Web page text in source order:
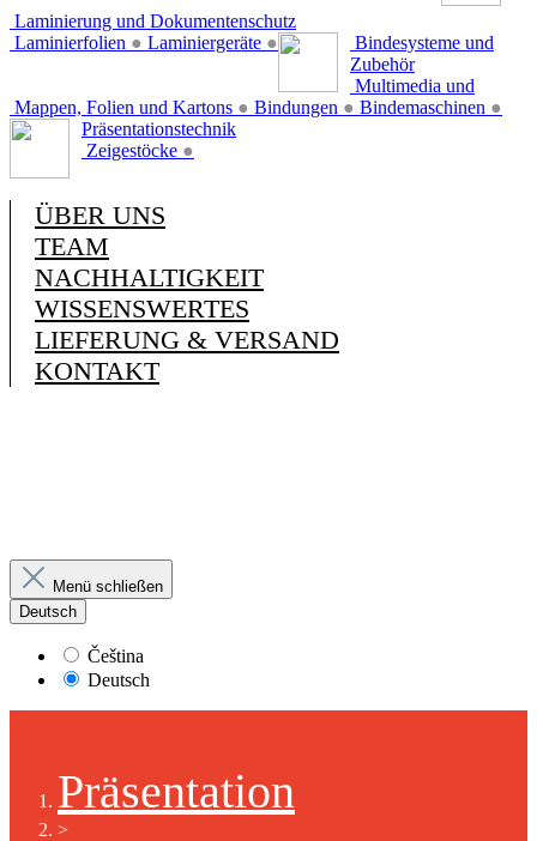
Laminierung und Dokumentenschutz
Laminierfolien ● Laminiergeräte ●
Bindesysteme und
Zubehör
Mappen, Folien und Kartons ● Bindungen ● Bindemaschinen ●
Multimedia und
Präsentationstechnik
Zeigestöcke ●
ÜBER UNS
TEAM
NACHHALTIGKEIT
WISSENSWERTES
LIEFERUNG & VERSAND
KONTAKT
Menü schließen
Deutsch
Čeština
Deutsch
Präsentation
>